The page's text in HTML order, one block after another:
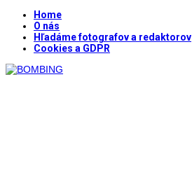
Home
O nás
Hľadáme fotografov a redaktorov
Cookies a GDPR